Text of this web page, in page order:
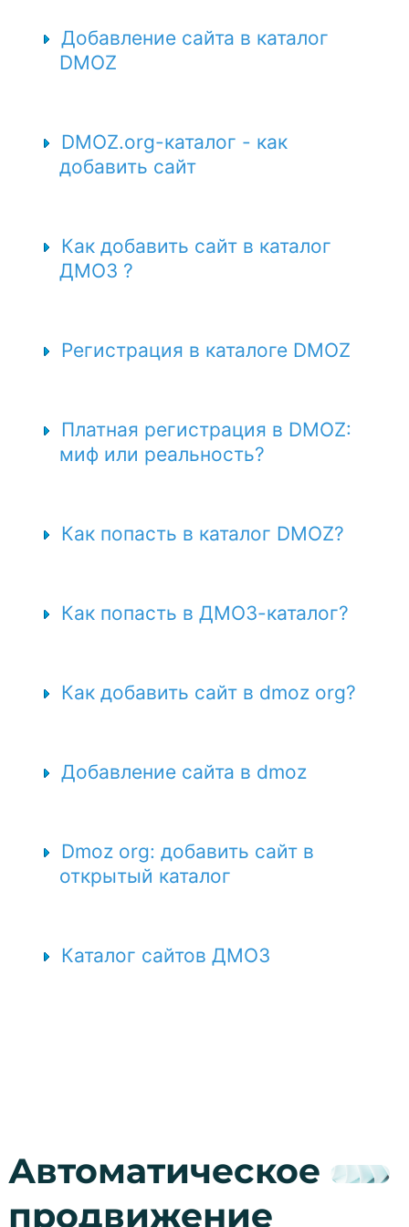
Добавление сайта в каталог
DMOZ
DMOZ.org-каталог - как
добавить сайт
Как добавить сайт в каталог
ДМОЗ ?
Регистрация в каталоге DMOZ
Платная регистрация в DMOZ:
миф или реальность?
Как попасть в каталог DMOZ?
Как попасть в ДМОЗ-каталог?
Как добавить сайт в dmoz org?
Добавление сайта в dmoz
Dmoz org: добавить сайт в
открытый каталог
Каталог сайтов ДМОЗ
Автоматическое
продвижение